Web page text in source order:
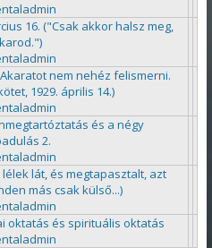
16. ("Csak akkor halsz meg,
nem nehéz felismerni.
1929. április 14.)
és a négy
2.
lélek lát, és megtapasztalt, azt
más csak külső...)
oktatás és spirituális oktatás